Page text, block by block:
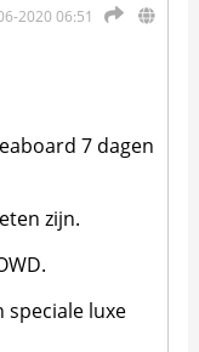
2020 06:51
7 dagen
zijn.
speciale luxe